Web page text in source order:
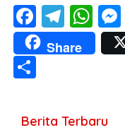
F
ac
e
T
el
e
W
h
at
Share
ar
Berita Terbaru